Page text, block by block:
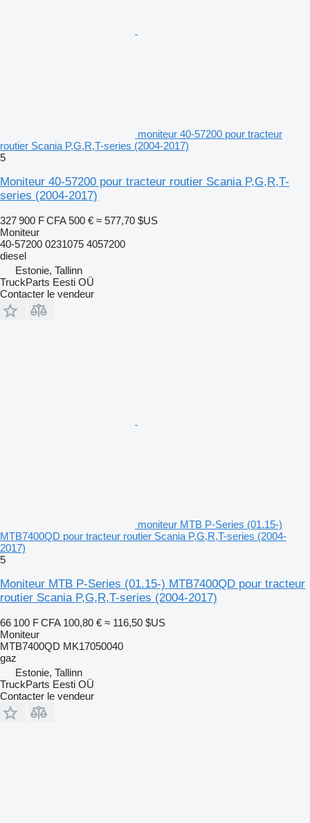
moniteur 40-57200 pour tracteur
routier Scania P,G,R,T-series (2004-2017)
5
Moniteur 40-57200 pour tracteur routier Scania P,G,R,T-
series (2004-2017)
327 900 F CFA 500 € ≈ 577,70 $US
Moniteur
40-57200 0231075 4057200
diesel
Estonie, Tallinn
TruckParts Eesti OÜ
Contacter le vendeur
moniteur MTB P-Series (01.15-)
MTB7400QD pour tracteur routier Scania P,G,R,T-series (2004-
2017)
5
Moniteur MTB P-Series (01.15-) MTB7400QD pour tracteur
routier Scania P,G,R,T-series (2004-2017)
66 100 F CFA 100,80 € ≈ 116,50 $US
Moniteur
MTB7400QD MK17050040
gaz
Estonie, Tallinn
TruckParts Eesti OÜ
Contacter le vendeur